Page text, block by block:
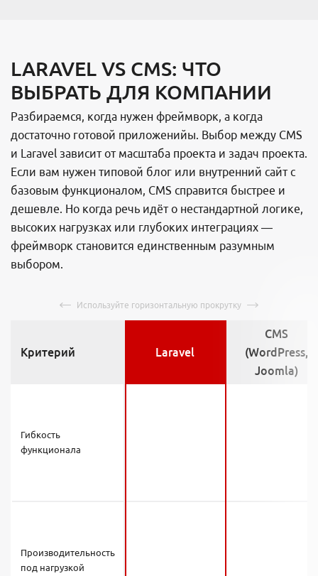
LARAVEL VS CMS: ЧТО
ВЫБРАТЬ ДЛЯ КОМПАНИИ
Разбираемся, когда нужен фреймворк, а когда
достаточно готовой приложенийы. Выбор между CMS
и Laravel зависит от масштаба проекта и задач проекта.
Если вам нужен типовой блог или внутренний сайт с
базовым функционалом, CMS справится быстрее и
дешевле. Но когда речь идёт о нестандартной логике,
высоких нагрузках или глубоких интеграциях —
фреймворк становится единственным разумным
выбором.
Критерий Laravel
CMS
(WordPress,
Joomla)
Гибкость
функционала
Производительность
под нагрузкой